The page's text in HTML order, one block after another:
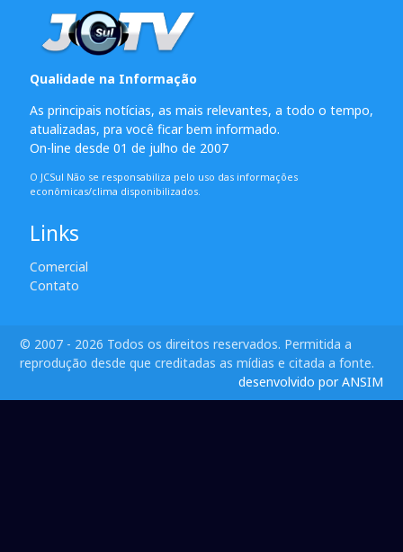
Qualidade na Informação
As principais notícias, as mais relevantes, a todo o tempo,
atualizadas, pra você ficar bem informado.
On-line desde 01 de julho de 2007
O JCSul Não se responsabiliza pelo uso das informações
econômicas/clima disponibilizados.
Links
Comercial
Contato
© 2007 - 2026 Todos os direitos reservados. Permitida a
reprodução desde que creditadas as mídias e citada a fonte.
desenvolvido por ANSIM